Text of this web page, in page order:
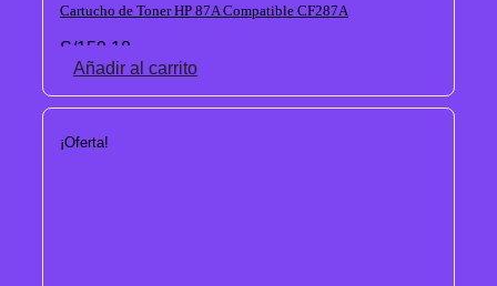
Cartucho de Toner HP 87A Compatible CF287A
S/159.18
Añadir al carrito
¡Oferta!